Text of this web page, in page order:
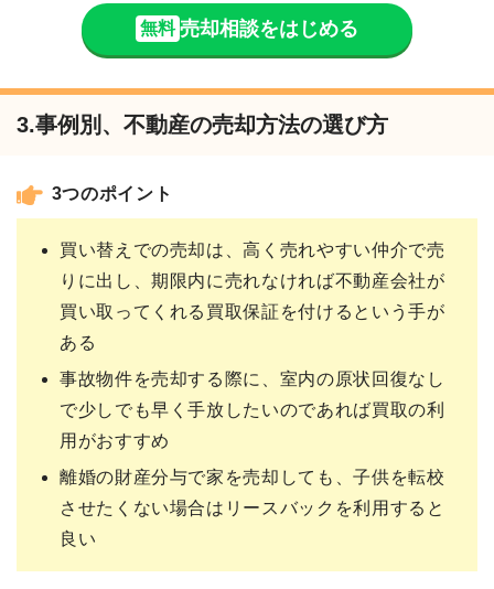
無料 売却相談をはじめる
3.事例別、不動産の売却方法の選び方
3つのポイント
買い替えでの売却は、高く売れやすい仲介で売
りに出し、期限内に売れなければ不動産会社が
買い取ってくれる買取保証を付けるという手が
ある
事故物件を売却する際に、室内の原状回復なし
で少しでも早く手放したいのであれば買取の利
用がおすすめ
離婚の財産分与で家を売却しても、子供を転校
させたくない場合はリースバックを利用すると
良い